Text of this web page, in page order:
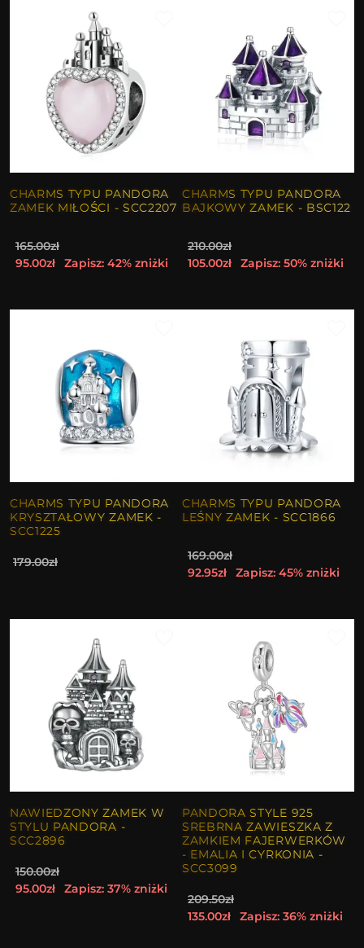
CHARMS TYPU PANDORA
ZAMEK MIŁOŚCI - SCC2207
165.00zł
95.00zł
Zapisz: 42% zniżki
CHARMS TYPU PANDORA
BAJKOWY ZAMEK - BSC122
210.00zł
105.00zł
Zapisz: 50% zniżki
CHARMS TYPU PANDORA
KRYSZTAŁOWY ZAMEK -
SCC1225
179.00zł
CHARMS TYPU PANDORA
LEŚNY ZAMEK - SCC1866
169.00zł
92.95zł
Zapisz: 45% zniżki
NAWIEDZONY ZAMEK W
STYLU PANDORA -
SCC2896
150.00zł
95.00zł
Zapisz: 37% zniżki
PANDORA STYLE 925
SREBRNA ZAWIESZKA Z
ZAMKIEM FAJERWERKÓW
- EMALIA I CYRKONIA -
SCC3099
209.50zł
135.00zł
Zapisz: 36% zniżki